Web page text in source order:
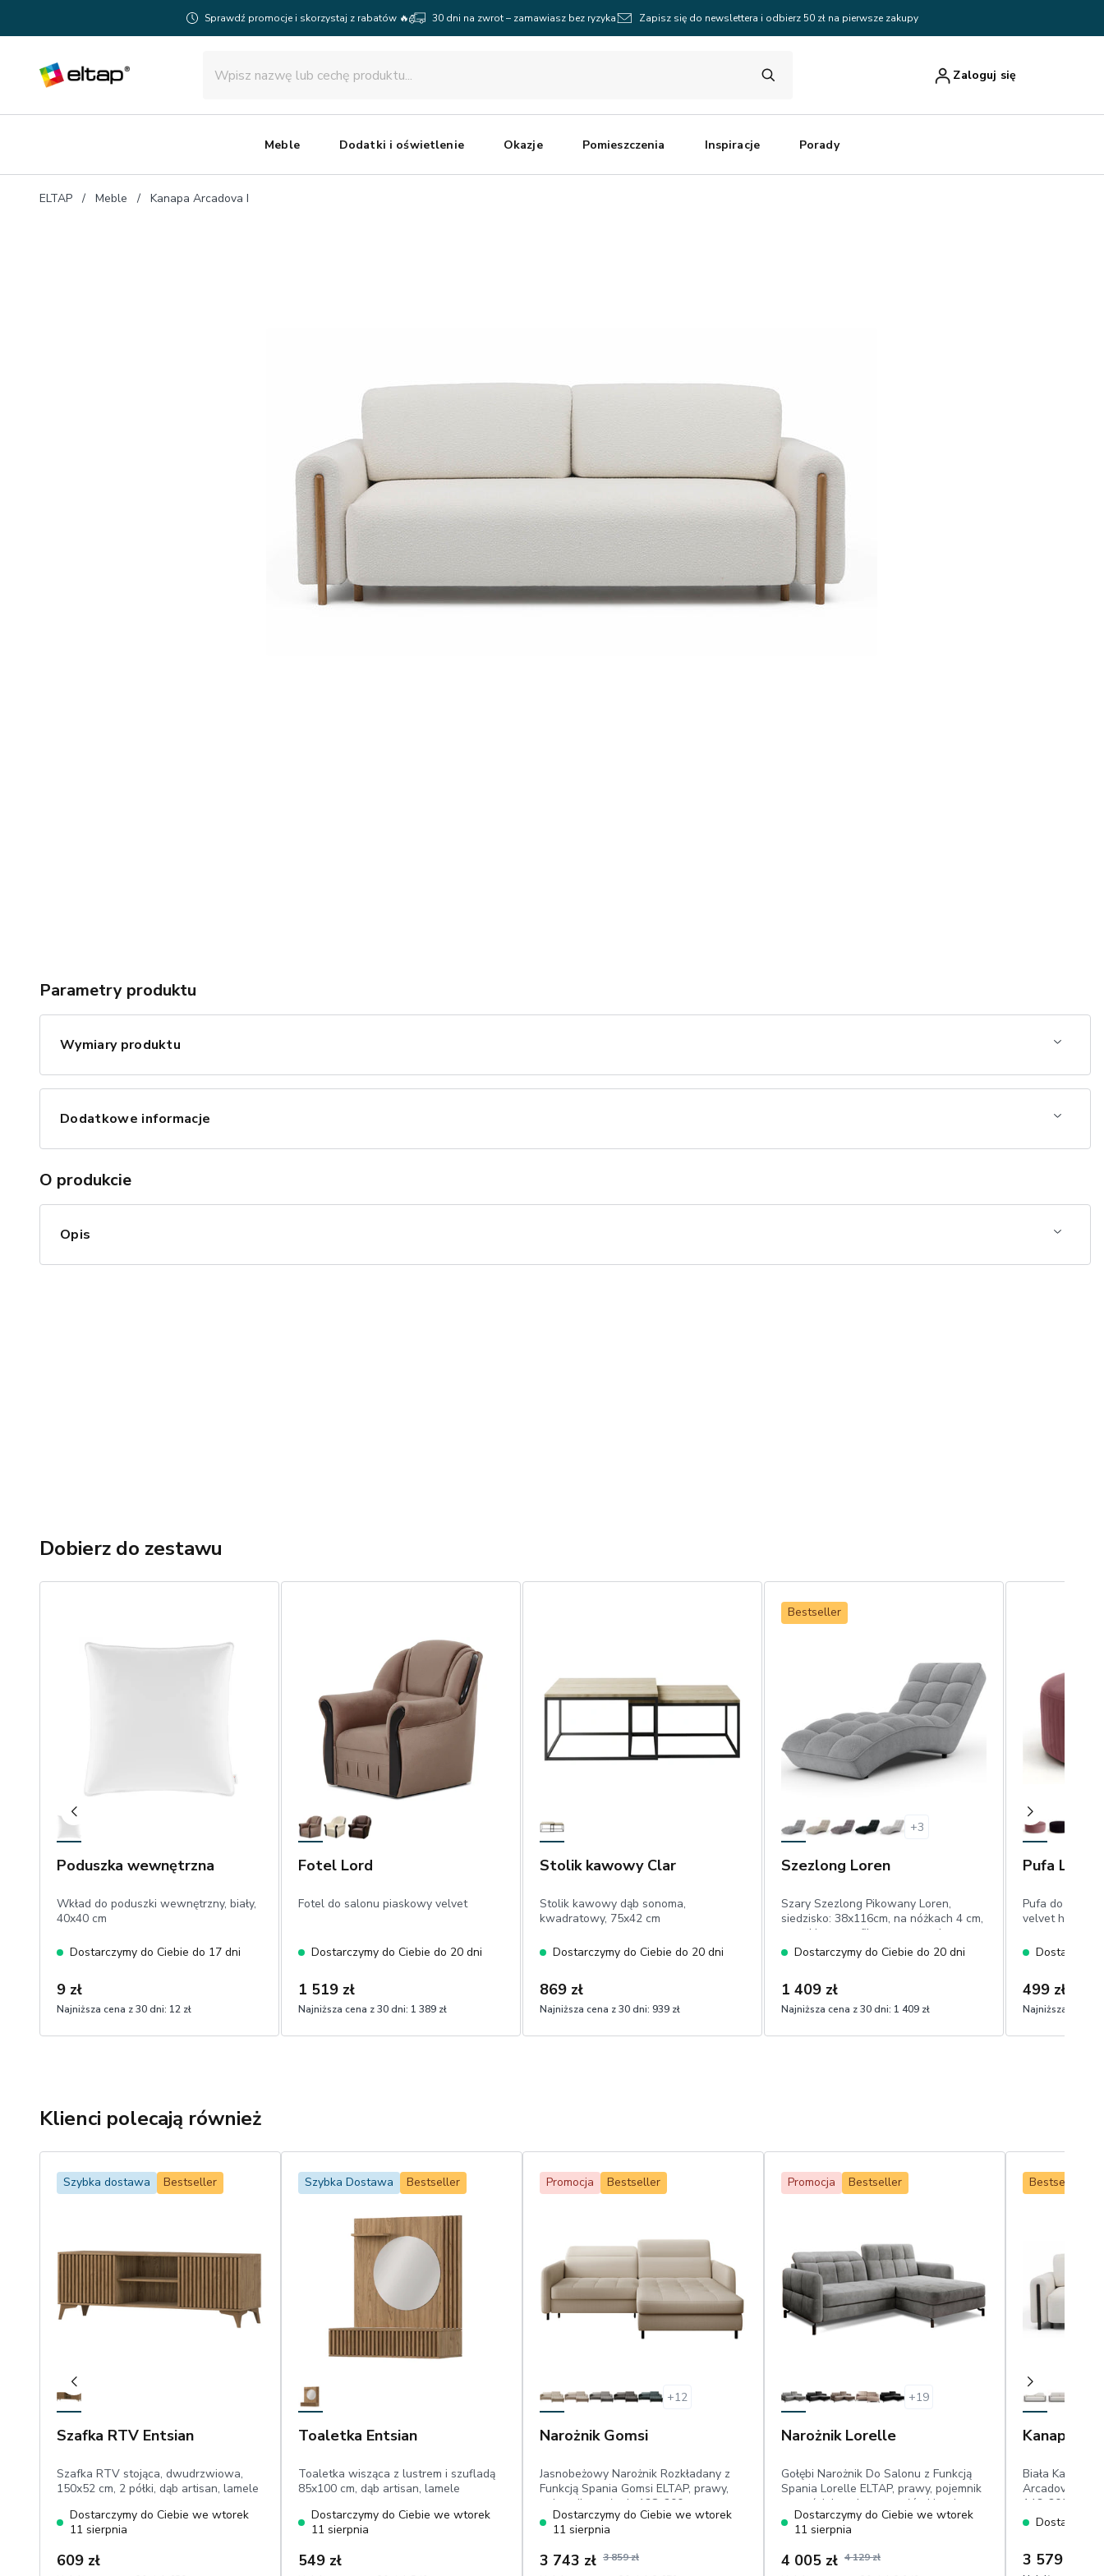
Sprawdź promocje i skorzystaj z rabatów 🔥 30 dni na zwrot – zamawiasz bez ryzyka Zapisz się do newslettera i odbierz 50 zł na pierwsze zakupy
Zaloguj się
Meble Dodatki i oświetlenie Okazje Pomieszczenia Inspiracje Porady
ELTAP Meble Kanapa Arcadova I
Parametry produktu
Wymiary produktu
Dodatkowe informacje
O produkcie
Opis
Dobierz do zestawu
Poduszka wewnętrzna
Wkład do poduszki wewnętrzny, biały,
40x40 cm
Dostarczymy do Ciebie do 17 dni
9 zł
Najniższa cena z 30 dni: 12 zł
Fotel Lord
Fotel do salonu piaskowy velvet
Dostarczymy do Ciebie do 20 dni
1 519 zł
Najniższa cena z 30 dni: 1 389 zł
Stolik kawowy Clar
Stolik kawowy dąb sonoma,
kwadratowy, 75x42 cm
Dostarczymy do Ciebie do 20 dni
869 zł
Najniższa cena z 30 dni: 939 zł
Bestseller
+3
Szezlong Loren
Szary Szezlong Pikowany Loren,
siedzisko: 38x116cm, na nóżkach 4 cm,
wysokie wyprofilowane oparcie,
przeszycia,welur eco-friendly
Dostarczymy do Ciebie do 20 dni
1 409 zł
Najniższa cena z 30 dni: 1 409 zł
Pufa Lara
Pufa do
velvet
499 zł
Najniższa cena z
Klienci polecają również
Szybka dostawa Bestseller
Szafka RTV Entsian
Szafka RTV stojąca, dwudrzwiowa,
150x52 cm, 2 półki, dąb artisan, lamele
Dostarczymy do Ciebie we wtorek
11 sierpnia
609 zł
Szybka Dostawa Bestseller
Toaletka Entsian
Toaletka wisząca z lustrem i szufladą
85x100 cm, dąb artisan, lamele
Dostarczymy do Ciebie we wtorek
11 sierpnia
549 zł
Promocja Bestseller
+12
Narożnik Gomsi
Jasnobeżowy Narożnik Rozkładany z
Funkcją Spania Gomsi ELTAP, prawy,
pojemnik, posłanie:128x200 cm,
regulowane zagłówki, mechanizm
delfin, welur easy clean
Dostarczymy do Ciebie we wtorek
11 sierpnia
3 743 zł 3 859 zł
Promocja Bestseller
+19
Narożnik Lorelle
Gołębi Narożnik Do Salonu z Funkcją
Spania Lorelle ELTAP, prawy, pojemnik
na pościel, ruchome zagłówki, velvet
hydrofobowy
Dostarczymy do Ciebie we wtorek
11 sierpnia
4 005 zł 4 129 zł
Bestseller
Kanapa
Biała Kanapa
Arcadova II
146x200 cm,
elementy w
3 579 zł